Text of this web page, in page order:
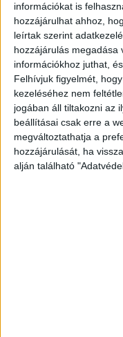
információkat is
hozzájárulhat ahhoz,
leírtak szerint
hozzájárulás megadása
információkhoz juthat,
Felhívjuk figyelmét,
kezeléséhez nem
jogában áll tiltakozni az
beállításai csak erre a
megváltoztathatja a
hozzájárulását, ha
alján található
Air elkötelezetten
menedzsment iránt
hallgatókat, és
személyesen is
CÍMKÉK verseny